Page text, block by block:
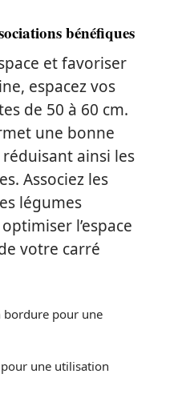
bénéfiques
et favoriser
espacez vos
de 50 à 60 cm.
une bonne
réduisant ainsi les
Associez les
légumes
l’espace
votre carré
bordure pour une
une utilisation